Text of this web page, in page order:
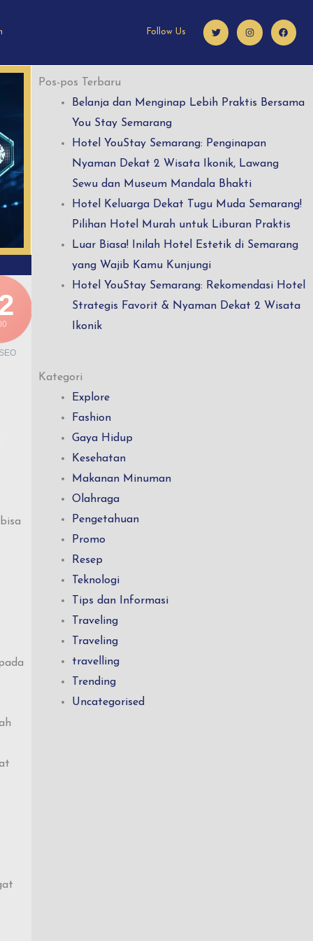
Follow Us
T
w
n
F
a
Pos-pos Terbaru
Belanja dan Menginap Lebih Praktis Bersama
You Stay Semarang
Hotel YouStay Semarang: Penginapan
Nyaman Dekat 2 Wisata Ikonik, Lawang
Sewu dan Museum Mandala Bhakti
Hotel Keluarga Dekat Tugu Muda Semarang!
Pilihan Hotel Murah untuk Liburan Praktis
Luar Biasa! Inilah Hotel Estetik di Semarang
yang Wajib Kamu Kunjungi
Hotel YouStay Semarang: Rekomendasi Hotel
Strategis Favorit & Nyaman Dekat 2 Wisata
Ikonik
Kategori
Explore
Fashion
Gaya Hidup
Kesehatan
Makanan Minuman
Olahraga
Pengetahuan
Promo
Resep
Teknologi
Tips dan Informasi
Traveling
Traveling
travelling
Trending
Uncategorised